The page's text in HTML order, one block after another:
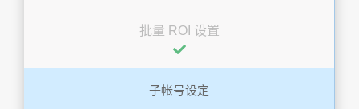
批量 ROI 设置
子帐号设定